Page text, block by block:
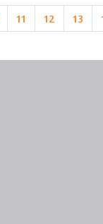
11 12 13